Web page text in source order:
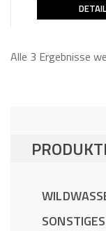
Alle 3 Ergebnisse
SONSTIGES